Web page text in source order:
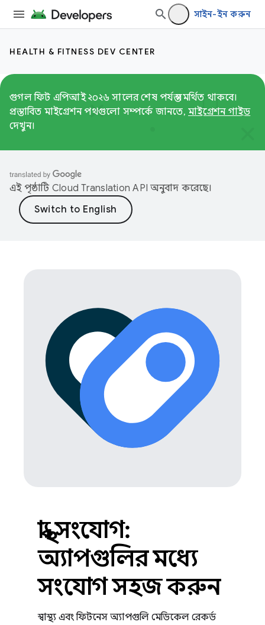
সাইন-ইন করুন
HEALTH & FITNESS DEV CENTER
গুগল ফিট এপিআই ২০২৬ সালের শেষ পর্যন্ত সমর্থিত থাকবে।
প্রস্তাবিত মাইগ্রেশন পথগুলো সম্পর্কে জানতে, মাইগ্রেশন গাইড
দেখুন।
এই পৃষ্ঠাটি Cloud Translation API অনুবাদ করেছে।
স্বাস্থ্য সংযোগ:
অ্যাপগুলির মধ্যে
সংযোগ সহজ করুন
স্বাস্থ্য এবং ফিটনেস অ্যাপগুলি মেডিকেল রেকর্ড